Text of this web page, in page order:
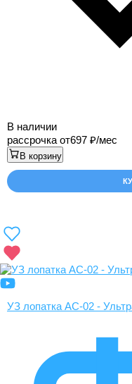
В наличии
рассрочка от697 /мес
В корзину
УЗ лопатка AC-02 -